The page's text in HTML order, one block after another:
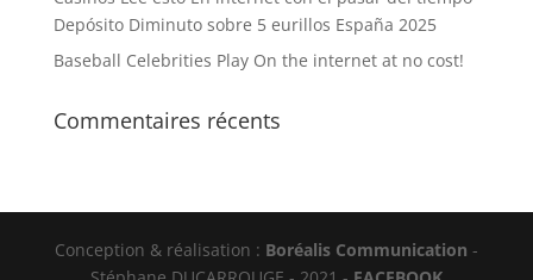
Depósito Diminuto sobre 5 eurillos España 2025
Baseball Celebrities Play On the internet at no cost!
Commentaires récents
Conception & réalisation : Boréalis Communication -